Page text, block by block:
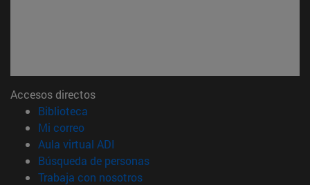
Accesos directos
Biblioteca
Mi correo(abre en nueva ventana)
Aula virtual ADI
Búsqueda de personas(abre en nueva ventana)
Trabaja con nosotros(abre en nueva ventana)